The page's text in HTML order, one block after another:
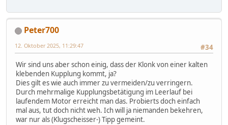
Peter700
#34
12. Oktober 2025, 11:29:47
Wir sind uns aber schon einig, dass der Klonk von einer kalten
klebenden Kupplung kommt, ja?
Dies gilt es wie auch immer zu vermeiden/zu verringern.
Durch mehrmalige Kupplungsbetätigung im Leerlauf bei
laufendem Motor erreicht man das. Probierts doch einfach
mal aus, tut doch nicht weh. Ich will ja niemanden bekehren,
war nur als (Klugscheisser-) Tipp gemeint.